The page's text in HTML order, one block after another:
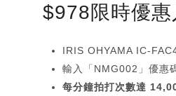
$978限時優
IRIS OHYAMA IC-
輸入「NMG002」優惠
每分鐘拍打次數達